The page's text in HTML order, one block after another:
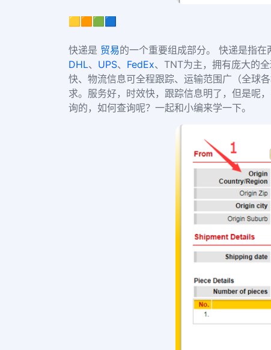
🟨🟧🟩🟦
快递是 贸易的一个重要组成部分。 快递是指在
DHL、 UPS、 FedEx、 TNT为主，拥有庞大的
快、物流信息可全程跟踪、运输范围广（全球各
求。服务好，时效快，跟踪信息明了，但是呢
询的，如何查询呢？一起和小编来学一下。